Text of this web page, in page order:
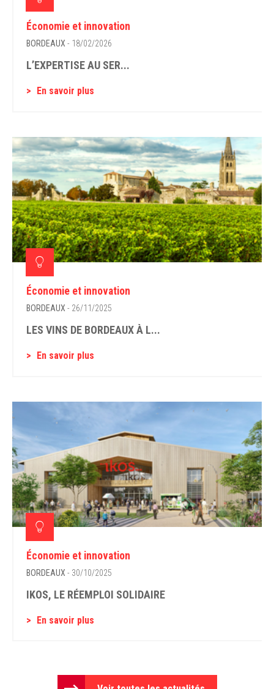
Économie et innovation
BORDEAUX - 18/02/2026
L’EXPERTISE AU SER...
En savoir plus
Économie et innovation
BORDEAUX - 26/11/2025
LES VINS DE BORDEAUX À L...
En savoir plus
Économie et innovation
BORDEAUX - 30/10/2025
IKOS, LE RÉEMPLOI SOLIDAIRE
En savoir plus